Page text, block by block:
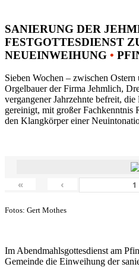
SANIERUNG DER
FESTGOTTESDIENST
NEUEINWEIHUNG •
Sieben Wochen – zwischen Ostern
Orgelbauer der Firma Jehmlich,
vergangener Jahrzehnte befreit,
gereinigt, mit großer Fachkenntnis
den Klangkörper einer
« ‹
Fotos: Gert Mothes
Im Abendmahlsgottesdienst am
Gemeinde die Einweihung der